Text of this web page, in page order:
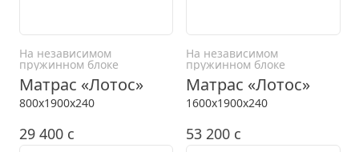
На независимом
пружинном блоке
Матрас «Лотос»
800x1900x240
29 400 c
На независимом
пружинном блоке
Матрас «Лотос»
1600x1900x240
53 200 c